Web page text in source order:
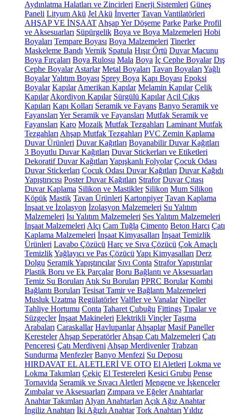
Aydınlatma Halatları ve Zincirleri Enerji Sistemleri Güneş
Paneli Lityum Akü Jel Akü İnverter Tavan Vantilatörleri
AHŞAP VE İNŞAAT Ahşap Yer Döşeme Parke Parke Profil
ve Aksesuarları Süpürgelik Boya ve Boya Malzemeleri Hobi
Boyaları Tempare Boyası Boya Malzemeleri Tinerler
Maskeleme Bandı Vernik Spatula Hışır Örtü Duvar Macunu
Boya Fırçaları Boya Rulosu Mala Boya İç Cephe Boyalar Dış
Cephe Boyalar Astarlar Metal Boyaları Tavan Boyaları Yağlı
BoyalarYalıtım Boyası Sprey Boya Kapı Boyası Epoksi
Boyalar Kapılar Amerikan Kapılar Melamin Kapılar Çelik
Kapılar Akordiyon Kapılar Sürgülü Kapılar Acil Çıkış
Kapıları Kapı Kolları Seramik ve Fayans Banyo Seramik ve
Fayansları Yer Seramik ve Fayansları Mutfak Seramik ve
Fayansları Karo Mozaik Mutfak Tezgahları Laminant Mutfak
Tezgahları Ahşap Mutfak Tezgahları PVC Zemin Kaplama
Duvar Ürünleri Duvar Kağıtları Boyanabilir Duvar Kağıtları
3 Boyutlu Duvar Kağıtları Duvar Stickerları ve Etiketleri
Dekoratif Duvar Kağıtları Yapışkanlı Folyolar Çocuk Odası
Duvar Stickerları Çocuk Odası Duvar Kağıtları Duvar Kağıdı
Yapıştırıcısı Poster Duvar Kağıtları Strafor Duvar Çıtası
Duvar Kaplama Silikon ve Mastikler Silikon Mum Silikon
Köpük Mastik Tavan Ürünleri Kartonpiyer Tavan Kaplama
İnşaat ve İzolasyon İzolasyon Malzemeleri Su Yalıtım
Malzemeleri Isı Yalıtım Malzemeleri Ses Yalıtım Malzemeleri
İnşaat Malzemeleri Alçı Cam Tuğla Çimento Beton Harcı Çatı
Kaplama Malzemeleri İnşaat Kimyasalları İnşaat Temizlik
Ürünleri Lavabo Çözücü Harç ve Sıva Çözücü Çok Amaçlı
TemizlikYağlayıcı ve Pas Çözücü Yapı Kimyasalları Derz
Dolgu Seramik Yapıştırıcılar Sıvı Conta Strafor Yapıştırılar
Plastik Boru ve Ek Parçalar Boru Bağlantı ve Aksesuarları
Temiz Su Boruları Atık Su Boruları PPRC Borular Kombi
Bağlantı Boruları Tesisat Tamir ve Bağlantı Malzemeleri
Musluk Uzatma Regülatörler Valfler ve Vanalar Nipeller
Tahliye Hortumu Conta Taharet Çubuğu Fittings Tıpalar ve
Süzgeçler İnşaat Makineleri Elektrikli Vinçler Taşıma
Arabaları Caraskallar Havlupanlar Ahşaplar Masif Paneller
Keresteler Ahşap Seperatörler Ahşap Çatı Malzemeleri Çatı
Penceresi Çatı Merdiveni Ahşap Merdivenler Trabzan
Sundurma Menfezler Banyo Menfezi Su Deposu
HIRDAVAT EL ALETLERİ VE OTO El Aletleri Lokma ve
Lokma Takımları Çekiç El Testereleri Kesici Grubu Pense
Tornavida Seramik ve Sıvacı Aletleri Mengene ve İşkenceler
Zımbalar ve Aksesuarları Zımpara ve Eğeler Anahtarlar
Anahtar Takımları Alyan Anahtarları Açık Ağız Anahtar
İngiliz Anahtarı İki Ağızlı Anahtar Tork Anahtarı Yıldız